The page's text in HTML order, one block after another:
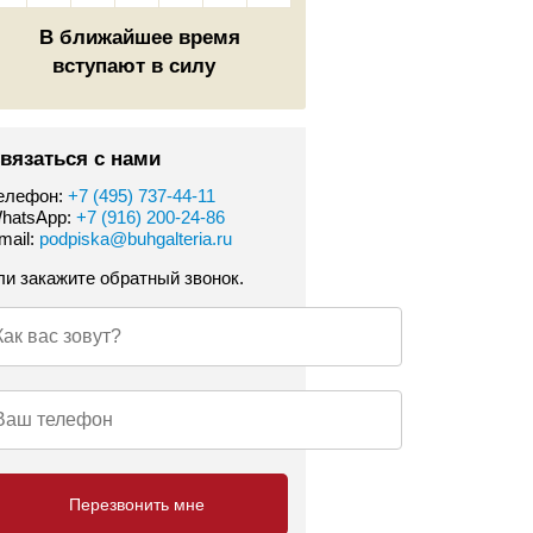
В ближайшее время
вступают в силу
с нами
+7 (495) 737-44-11
+7 (916) 200-24-86
podpiska@buhgalteria.ru
закажите обратный звонок.